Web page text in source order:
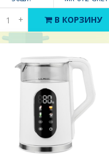
+ В КОРЗИНУ